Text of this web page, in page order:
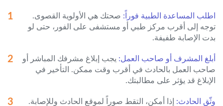
اطلب المساعدة الطبية فوراً: صحتك هي الأولوية القصوى.
توجه إلى أقرب مركز طبي أو مستشفى على الفور، حتى لو
بدت الإصابة طفيفة.
أبلغ المشرف أو صاحب العمل: يجب إبلاغ مشرفك المباشر أو
صاحب العمل بالحادث في أقرب وقت ممكن. التأخير في
الإبلاغ قد يؤثر على مطالبتك.
وثّق الحادث: إذا أمكن، التقط صوراً لموقع الحادث وللإصابة.